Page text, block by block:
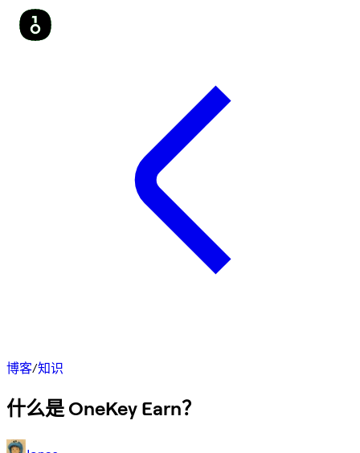
博客/知识
什么是 OneKey Earn？